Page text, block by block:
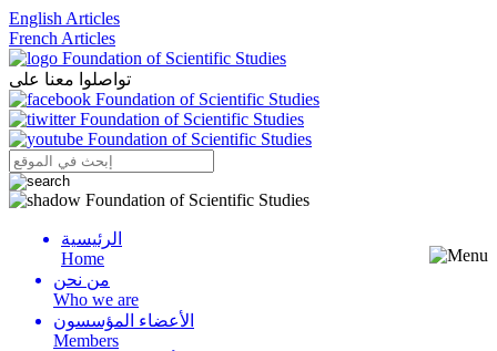
English Articles
French Articles
تواصلوا معنا على
Menu
الرئيسية
Home
من نحن
Who we are
الأعضاء المؤسسون
Members